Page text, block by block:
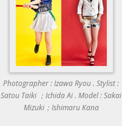
Photographer : Izawa Ryou . Stylist :
Satou Taiki ；Ichida Ai . Model : Sakai
Mizuki；Ishimaru Kana